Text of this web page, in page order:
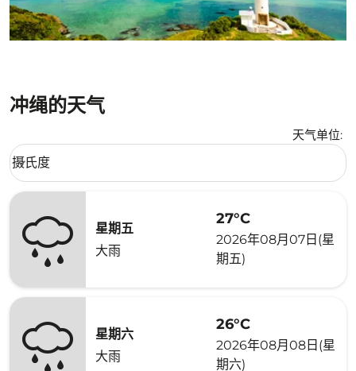
冲绳的天气
天气单位:
Weather unit option 摄氏度 Selected
摄氏度
keyboard_arrow_down
星期五
大雨
27°C
2026年08月07日(星
期五)
星期六
大雨
26°C
2026年08月08日(星
期六)